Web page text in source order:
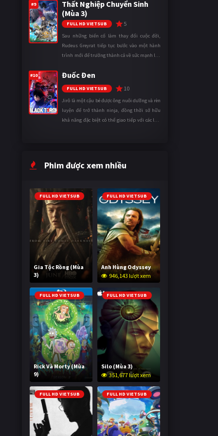
thành một mạo hiểm gi ...
#9
Thất Nghiệp Chuyển Sinh
(Mùa 3)
FULL HD VIETSUB 5
Sau những biến cố làm thay đổi cuộc đời,
Rudeus Greyrat tiếp tục bước vào một hành
trình mới để trưởng thành cả về sức mạnh lẫn
ngày càng khắc nghiệt, anh ...
#10 Đuốc Đen
FULL HD VIETSUB 10
Jirô là một cậu bé được ông nuôi dưỡng và rèn
luyện để trở thành ninja, đồng thời sở hữu
khả năng đặc biệt có thể giao tiếp với các loài
Phim được xem nhiều
FULL HD VIETSUB
Gia Tộc Rồng (Mùa
3)
2,014,783 lượt xem
FULL HD VIETSUB
Anh Hùng Odyssey
946,143 lượt xem
FULL HD VIETSUB
Rick Và Morty (Mùa
9)
2,992,908 lượt xem
FULL HD VIETSUB
Silo (Mùa 3)
351,677 lượt xem
FULL HD VIETSUB FULL HD VIETSUB